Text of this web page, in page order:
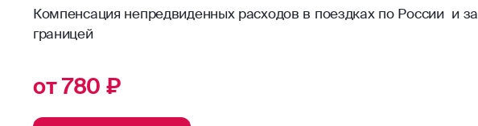
Компенсация непредвиденных расходов в поездках по России и за
границей
от 780 ₽